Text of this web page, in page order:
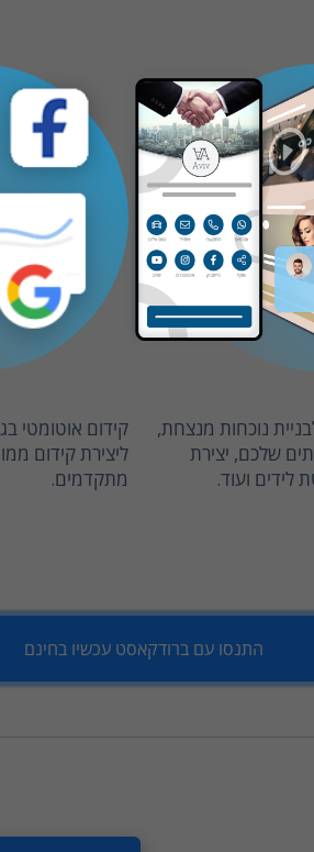
נוכחות מנצחת,
שלכם, יצירת
לידים ועוד.
קידום אוטומטי
ליצירת קידום
מתקדמים.
התנסו עם ברודקאסט עכשיו בחינם